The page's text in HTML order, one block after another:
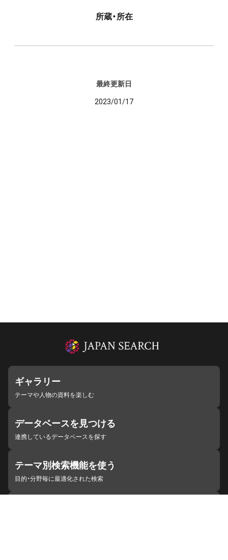
所蔵・所在
最終更新日
2023/01/17
ギャラリー
テーマや人物の資料を楽しむ
データベースを見つける
連携しているデータベースを探す
テーマ別検索機能を使う
目的・分野毎に最適化された検索